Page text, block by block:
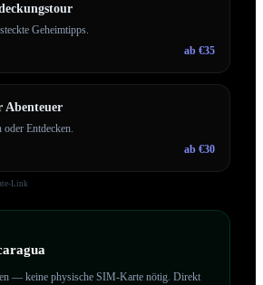
Geheimtipps.
ab €35
oder Entdecken.
ab €30
Link
— keine physische SIM-Karte nötig. Direkt